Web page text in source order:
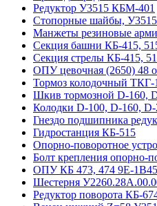
Редуктор У3515 КБМ-401
Стопорные шайбы, У3515
Манжеты резиновые
Секция башни КБ-415,
Секция стрелы КБ-415,
ОПУ цевочная (2650) 48
Тормоз колодочный
Шкив тормозной D-160,
Колодки D-100, D-160,
Гнездо подшипника
Гидростанция КБ-515
Опорно-поворотное
Болт крепления опорно-
ОПУ КБ 473, 474 9E-
Шестерня
Редуктор поворота КБ-